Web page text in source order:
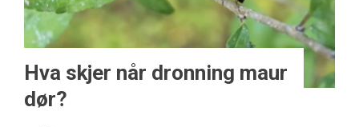
Hva skjer når dronning maur
dør?